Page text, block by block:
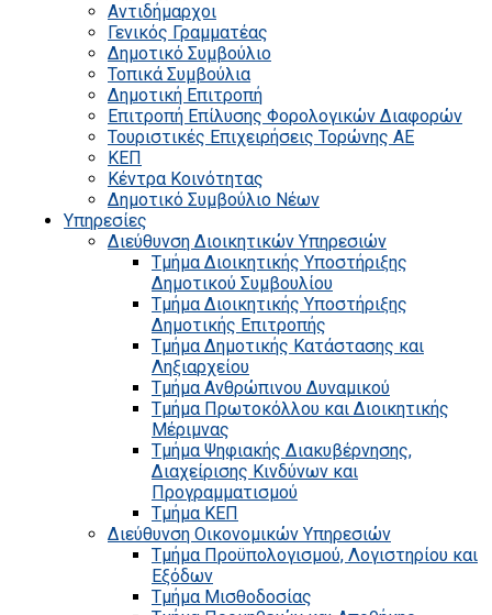
Αντιδήμαρχοι
Γενικός Γραμματέας
Δημοτικό Συμβούλιο
Τοπικά Συμβούλια
Δημοτική Επιτροπή
Επιτροπή Επίλυσης Φορολογικών Διαφορών
Τουριστικές Επιχειρήσεις Τορώνης ΑΕ
ΚΕΠ
Κέντρα Κοινότητας
Δημοτικό Συμβούλιο Νέων
Υπηρεσίες
Διεύθυνση Διοικητικών Υπηρεσιών
Τμήμα Διοικητικής Υποστήριξης
Δημοτικού Συμβουλίου
Τμήμα Διοικητικής Υποστήριξης
Δημοτικής Επιτροπής
Τμήμα Δημοτικής Κατάστασης και
Ληξιαρχείου
Τμήμα Ανθρώπινου Δυναμικού
Τμήμα Πρωτοκόλλου και Διοικητικής
Μέριμνας
Τμήμα Ψηφιακής Διακυβέρνησης,
Διαχείρισης Κινδύνων και
Προγραμματισμού
Τμήμα ΚΕΠ
Διεύθυνση Οικονομικών Υπηρεσιών
Τμήμα Προϋπολογισμού, Λογιστηρίου και
Εξόδων
Τμήμα Μισθοδοσίας